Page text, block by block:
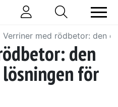
Verriner med rödbetor: den
den
för